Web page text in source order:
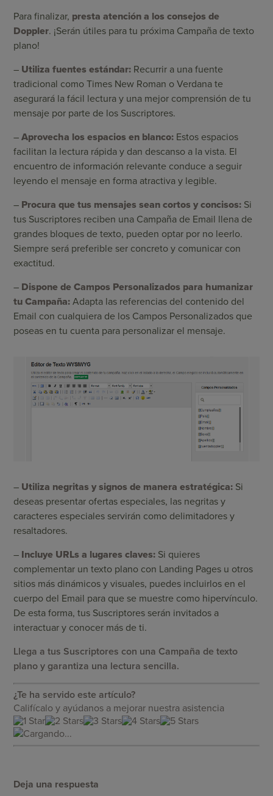
Para finalizar, presta atención a los consejos de
Doppler. ¡Serán útiles para tu próxima Campaña de texto
plano!
– Utiliza fuentes estándar: Recurrir a una fuente
tradicional como Times New Roman o Verdana te
asegurará la fácil lectura y una mejor comprensión de tu
mensaje por parte de los Suscriptores.
–Aprovecha los espacios en blanco: Estos espacios
facilitan la lectura rápida y dan descanso a la vista. El
encuentro de información relevante conduce a seguir
leyendo el mensaje en forma atractiva y legible.
– Procura que tus mensajes sean cortos y concisos: Si
tus Suscriptores reciben una Campaña de Email llena de
grandes bloques de texto, pueden optar por no leerlo.
Siempre será preferible ser concreto y comunicar con
exactitud.
– Dispone de Campos Personalizados para humanizar
tu Campaña: Adapta las referencias del contenido del
Email con cualquiera de los Campos Personalizados que
poseas en tu cuenta para personalizar el mensaje.
– Utiliza negritas y signos de manera estratégica: Si
deseas presentar ofertas especiales, las negritas y
caracteres especiales servirán como delimitadores y
resaltadores.
– Incluye URLs a lugares claves: Si quieres
complementar un texto plano con Landing Pages u otros
sitios más dinámicos y visuales, puedes incluirlos en el
cuerpo del Email para que se muestre como hipervínculo.
De esta forma, tus Suscriptores serán invitados a
interactuar y conocer más de ti.
Llega a tus Suscriptores con una Campaña de texto
plano y garantiza una lectura sencilla.
¿Te ha servido este artículo?
Califícalo y ayúdanos a mejorar nuestra asistencia
Cargando...
Deja una respuesta